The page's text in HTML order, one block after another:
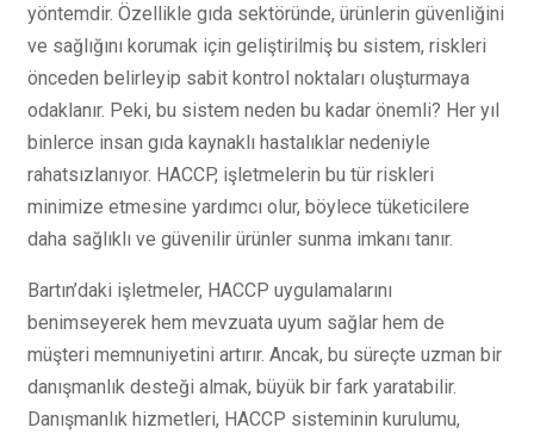
yöntemdir. Özellikle gıda sektöründe, ürünlerin güvenliğini
ve sağlığını korumak için geliştirilmiş bu sistem, riskleri
önceden belirleyip sabit kontrol noktaları oluşturmaya
odaklanır. Peki, bu sistem neden bu kadar önemli? Her yıl
binlerce insan gıda kaynaklı hastalıklar nedeniyle
rahatsızlanıyor. HACCP, işletmelerin bu tür riskleri
minimize etmesine yardımcı olur, böylece tüketicilere
daha sağlıklı ve güvenilir ürünler sunma imkanı tanır.
Bartın’daki işletmeler, HACCP uygulamalarını
benimseyerek hem mevzuata uyum sağlar hem de
müşteri memnuniyetini artırır. Ancak, bu süreçte uzman bir
danışmanlık desteği almak, büyük bir fark yaratabilir.
Danışmanlık hizmetleri, HACCP sisteminin kurulumu,